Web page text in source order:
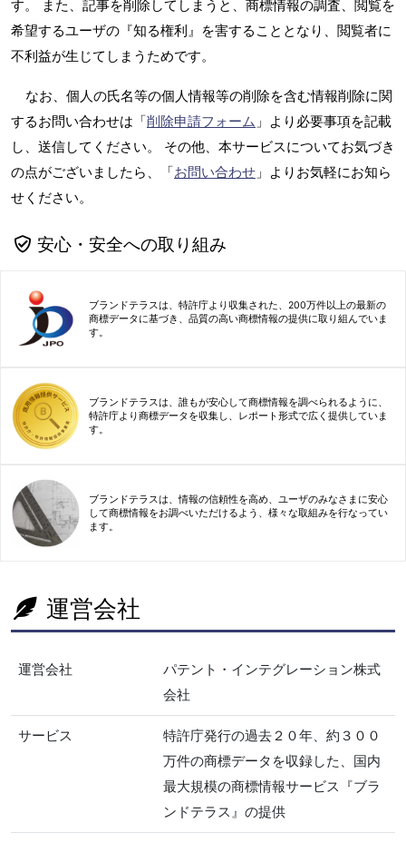
す。 また、記事を削除してしまうと、商標情報の調査、閲覧を
希望するユーザの『知る権利』を害することとなり、閲覧者に
不利益が生じてしまうためです。
なお、個人の氏名等の個人情報等の削除を含む情報削除に関
するお問い合わせは「削除申請フォーム 」より必要事項を記載
し、送信してください。 その他、本サービスについてお気づき
の点がございましたら、「お問い合わせ 」よりお気軽にお知ら
せください。
安心・安全への取り組み
ブランドテラスは、特許庁より収集された、200万件以上の最新の
商標データに基づき、品質の高い商標情報の提供に取り組んでいま
す。
ブランドテラスは、誰もが安心して商標情報を調べられるように、
特許庁より商標データを収集し、レポート形式で広く提供していま
す。
ブランドテラスは、情報の信頼性を高め、ユーザのみなさまに安心
して商標情報をお調べいただけるよう、様々な取組みを行なってい
ます。
運営会社
運営会社
パテント・インテグレーション株式
会社
サービス
特許庁発行の過去２０年、約３００
万件の商標データを収録した、国内
最大規模の商標情報サービス『ブラ
ンドテラス』の提供